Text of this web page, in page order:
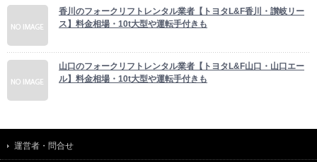
香川のフォークリフトレンタル業者【トヨタL&F香川・讃岐リー
ス】料金相場・10t大型や運転手付きも
山口のフォークリフトレンタル業者【トヨタL&F山口・山口エー
ル】料金相場・10t大型や運転手付きも
運営者・問合せ